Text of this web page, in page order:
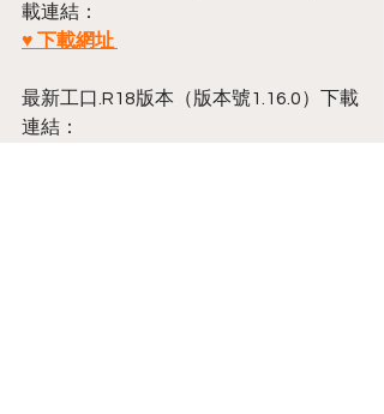
載連結：
♥ 下載網址
最新工口.R18版本（版本號1.16.0）下載
連結：